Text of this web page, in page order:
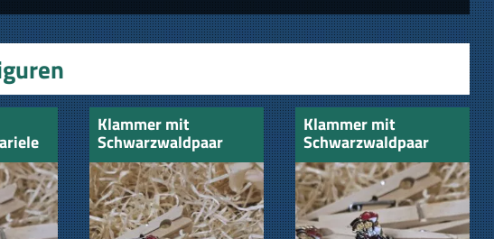
Klammer mit
Schwarzwaldpaar
Klammer mit
Schwarzwaldpaar
quer